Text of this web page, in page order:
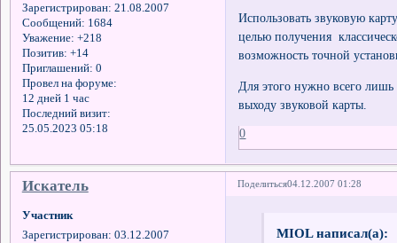
Зарегистрирован: 21.08.2007
Сообщений: 1684
Уважение: +218
Позитив: +14
Приглашений: 0
Провел на форуме:
12 дней 1 час
Последний визит:
25.05.2023 05:18
Использовать звуковую
целью получения
возможность точной
Для этого нужно всего лишь
выходу звуковой карты.
0
Поделиться04.12.2007 01:28
Искатель
Участник
Зарегистрирован: 03.12.2007
MIOL написал(а):